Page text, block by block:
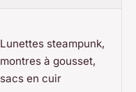
Lunettes steampunk,
montres à gousset,
sacs en cuir